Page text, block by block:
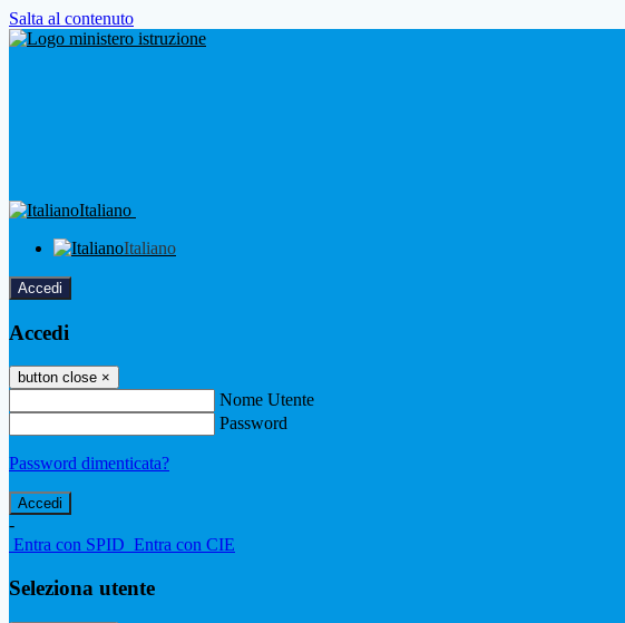
Salta al contenuto
Italiano
Italiano
Accedi
Accedi
button close ×
Nome Utente
Password
Password dimenticata?
-
Entra con SPID Entra con CIE
Seleziona utente